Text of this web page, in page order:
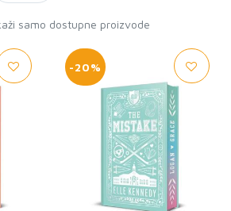
samo dostupne proizvode
-20%